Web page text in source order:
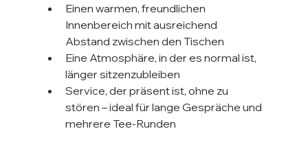
Einen warmen, freundlichen
Innenbereich mit ausreichend
Abstand zwischen den Tischen
Eine Atmosphäre, in der es normal ist,
länger sitzenzubleiben
Service, der präsent ist, ohne zu
stören – ideal für lange Gespräche und
mehrere Tee-Runden